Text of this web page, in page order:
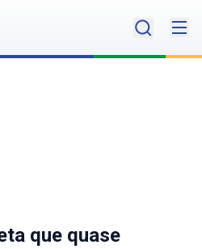
que quase